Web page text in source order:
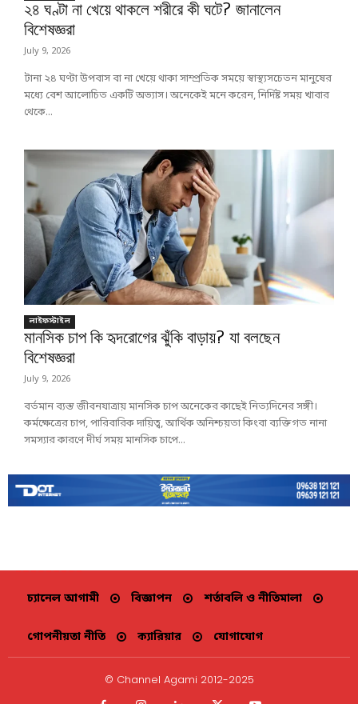
২৪ ঘণ্টা না খেয়ে থাকলে শরীরে কী ঘটে? জানালেন
বিশেষজ্ঞরা
July 9, 2026
টানা ২৪ ঘণ্টা উপবাস বা না খেয়ে থাকা সাম্প্রতিক সময়ে স্বাস্থ্যসচেতন মানুষের
মধ্যে বেশ আলোচিত একটি অভ্যাস। অনেকেই মনে করেন, নির্দিষ্ট সময় খাবার
থেকে...
লাইফস্টাইল
মানসিক চাপ কি হৃদরোগের ঝুঁকি বাড়ায়? যা বলছেন
বিশেষজ্ঞরা
July 9, 2026
বর্তমান ব্যস্ত জীবনযাত্রায় মানসিক চাপ অনেকের কাছেই নিত্যদিনের সঙ্গী।
কর্মক্ষেত্রের চাপ, পারিবারিক দায়িত্ব, আর্থিক অনিশ্চয়তা কিংবা ব্যক্তিগত নানা
সমস্যার কারণে দীর্ঘ সময় মানসিক চাপে...
চ্যানেল আগামী বিজ্ঞাপন শর্তাবলি ও নীতিমালা
গোপনীয়তা নীতি ক্যারিয়ার যোগাযোগ
© Channel Agami 2012-2025